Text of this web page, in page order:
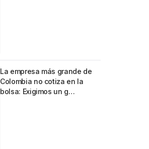
La empresa más grande de
Colombia no cotiza en la
bolsa: Exigimos un g…